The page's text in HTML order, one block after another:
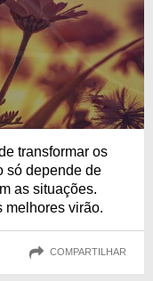
transformar os
só depende de
as situações.
melhores virão.
COMPARTILHAR